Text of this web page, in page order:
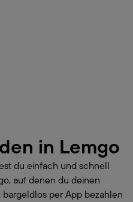
in Lemgo
du einfach und schnell
auf denen du deinen
per App bezahlen